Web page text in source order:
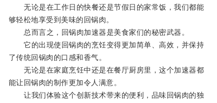
无论是在工作日的快餐还是节假日的家常饭，我们都能
够轻松地享受到美味的回锅肉。
总而言之，回锅肉加速器是美食家们的秘密武器。
它的出现使回锅肉的烹饪变得更加简单、高效，并保持
了传统回锅肉的口感和香气。
无论是在家庭烹饪中还是在餐厅厨房里，这个加速器都
能让回锅肉的制作更加令人满意。
让我们体验这个创新技术带来的便利，品味回锅肉的独